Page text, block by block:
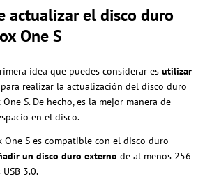
actualizar el disco duro
One S
idea que puedes considerar es utilizar
para realizar la actualización del disco duro
S. De hecho, es la mejor manera de
en el disco.
S es compatible con el disco duro
un disco duro externo de al menos 256
3.0.